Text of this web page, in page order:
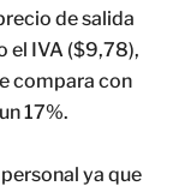
de salida
el IVA ($9,78),
compara con
17%.
ya que